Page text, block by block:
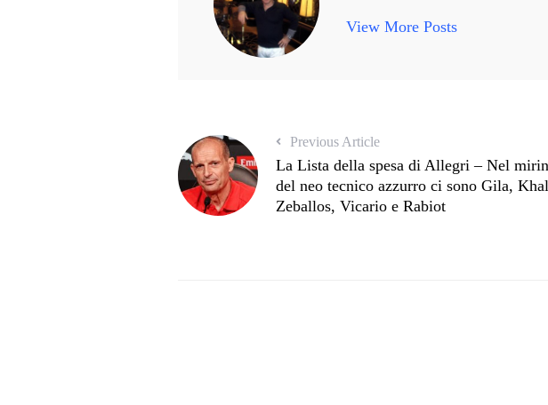
View More Posts
Previous Article
La Lista della spesa di Allegri – Nel
del neo tecnico azzurro ci sono Gila,
Zeballos, Vicario e Rabiot